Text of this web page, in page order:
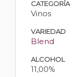
CATEGORÍA
Vinos
VARIEDAD
Blend
ALCOHOL
11,00%